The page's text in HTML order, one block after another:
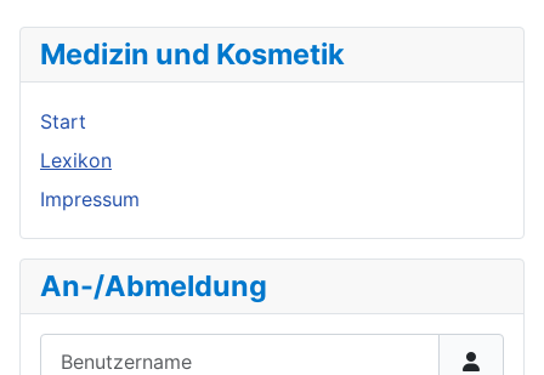
Medizin und Kosmetik
Start
Lexikon
Impressum
An-/Abmeldung